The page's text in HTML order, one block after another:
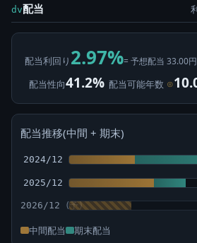
dv配当
配当利回り 2.97%= 予想配当 33.00
配当性向41.2% 配当可能年数 ⊙
配当推移(中間 + 期末)
2024/12
2025/12
2026/12
中間配当 期末配当